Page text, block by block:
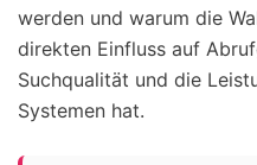
werden und warum die
direkten Einfluss auf
Suchqualität und die
Systemen hat.